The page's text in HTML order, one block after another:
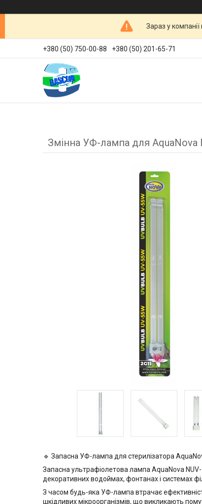
Зараз у
+380 (50) 750-00-88 +380 (50) 201-65-71
Змінна УФ-лампа для AquaNova
🔹 Запасна УФ-лампа для стерилізатора
Запасна ультрафіолетова лампа AquaNova
декоративних водоймах, фонтанах і системах
З часом будь-яка УФ-лампа втрачає
шкідливих мікроорганізмів, що викликають